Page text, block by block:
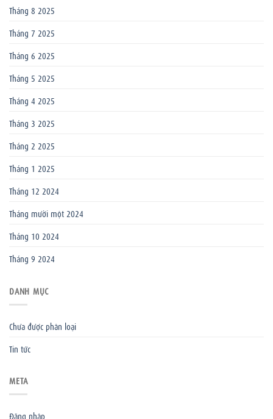
Tháng 8 2025
Tháng 7 2025
Tháng 6 2025
Tháng 5 2025
Tháng 4 2025
Tháng 3 2025
Tháng 2 2025
Tháng 1 2025
Tháng 12 2024
Tháng mười một 2024
Tháng 10 2024
Tháng 9 2024
DANH MỤC
Chưa được phân loại
Tin tức
META
Đăng nhập